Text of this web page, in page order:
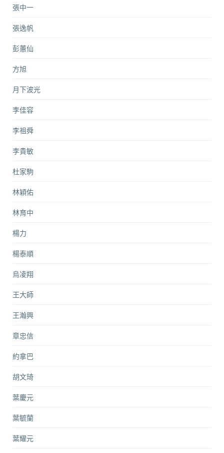
張中一
張逸帆
彭蕙仙
方旭
月下波光
李佳容
李祖舜
李貴敏
杜家駒
林穎佑
林育中
楊力
楊泰順
烏凌翔
王大師
王瀚興
章忠信
約拿巴
胡文琦
葉慶元
葉毓蘭
葉耀元